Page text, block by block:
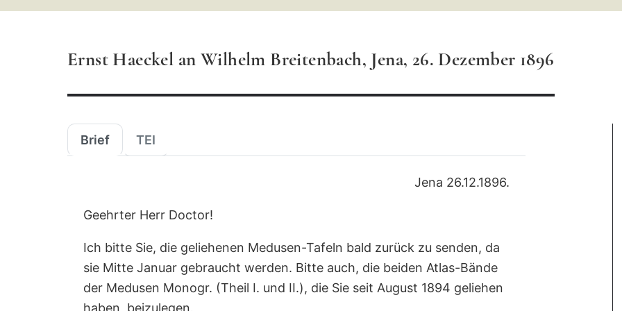
Ernst Haeckel an Wilhelm Breitenbach, Jena, 26. Dezember 1896
Brief TEI
Jena 26.12.1896.
Geehrter Herr Doctor!
Ich bitte Sie, die geliehenen Medusen-Tafeln bald zurück zu senden, da
sie Mitte Januar gebraucht werden. Bitte auch, die beiden Atlas-Bände
der Medusen Monogr. (Theil I. und II.), die Sie seit August 1894 geliehen
haben, beizulegen.